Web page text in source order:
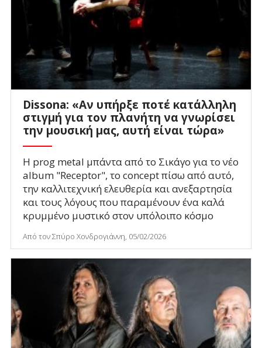
Dissona: «Αν υπήρξε ποτέ κατάλληλη
στιγμή για τον πλανήτη να γνωρίσει
την μουσική μας, αυτή είναι τώρα»
Η prog metal μπάντα από το Σικάγο για το νέο
album "Receptor", το concept πίσω από αυτό,
την καλλιτεχνική ελευθερία και ανεξαρτησία
και τους λόγους που παραμένουν ένα καλά
κρυμμένο μυστικό στον υπόλοιπο κόσμο
Από τον Σπύρο Χονδρογιάννη, 05/02/2026